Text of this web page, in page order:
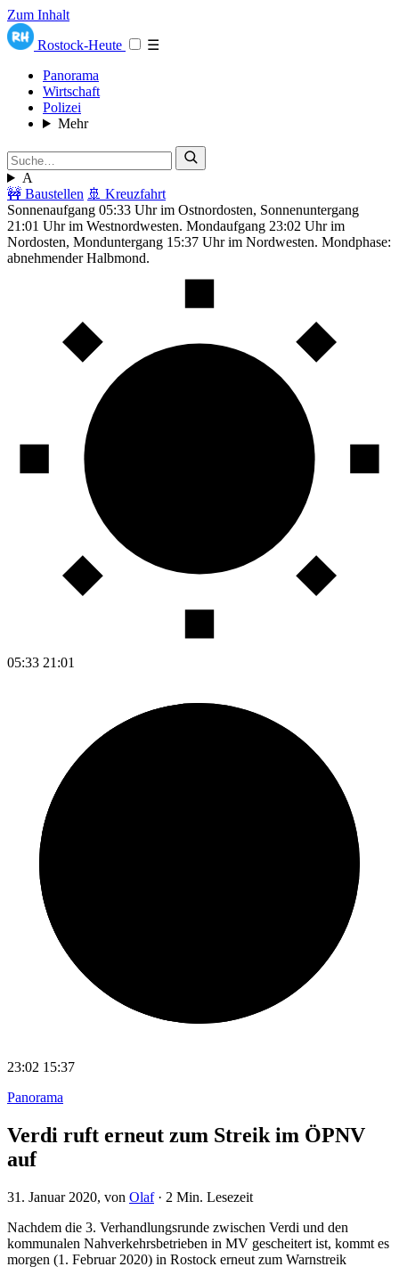
Zum Inhalt
Rostock-Heute
☰
Panorama
Wirtschaft
Polizei
Mehr
A
🚧 Baustellen 🚢 Kreuzfahrt
Sonnenaufgang 05:33 Uhr im Ostnordosten, Sonnenuntergang
21:01 Uhr im Westnordwesten. Mondaufgang 23:02 Uhr im
Nordosten, Monduntergang 15:37 Uhr im Nordwesten. Mondphase:
abnehmender Halbmond.
05:33 21:01
23:02 15:37
Panorama
Verdi ruft erneut zum Streik im ÖPNV
auf
31. Januar 2020, von Olaf· 2 Min. Lesezeit
Nachdem die 3. Verhandlungsrunde zwischen Verdi und den
kommunalen Nahverkehrsbetrieben in MV gescheitert ist, kommt es
morgen (1. Februar 2020) in Rostock erneut zum Warnstreik